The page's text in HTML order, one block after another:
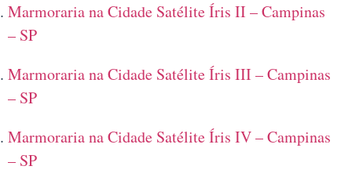
Marmoraria na Cidade Satélite Íris II – Campinas
– SP
Marmoraria na Cidade Satélite Íris III – Campinas
– SP
Marmoraria na Cidade Satélite Íris IV – Campinas
– SP